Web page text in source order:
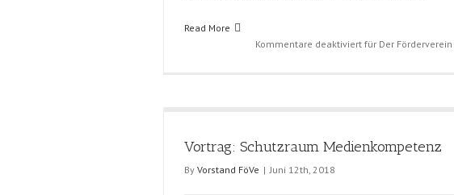
Read More
Kommentare deaktiviert für Der Förderverein
Vortrag: Schutzraum Medienkompetenz
By Vorstand FöVe | Juni 12th, 2018